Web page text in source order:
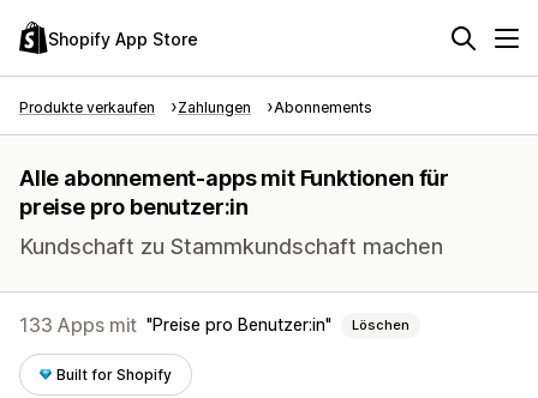
Shopify App Store
Produkte verkaufen Zahlungen Abonnements
Alle abonnement-apps mit Funktionen für
preise pro benutzer:in
Kundschaft zu Stammkundschaft machen
133 Apps mit Preise pro Benutzer:in Löschen
Built for Shopify